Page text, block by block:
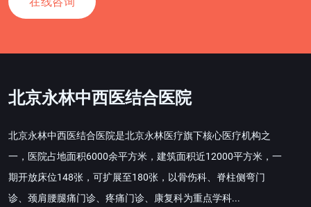
北京永林中西医结合医院
北京永林中西医结合医院是北京永林医疗旗下核心医疗机构之
一，医院占地面积6000余平方米，建筑面积近12000平方米，一
期开放床位148张，可扩展至180张，以骨伤科、脊柱侧弯门
诊、颈肩腰腿痛门诊、疼痛门诊、康复科为重点学科...